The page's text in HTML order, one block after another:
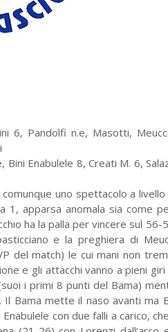
6, Pandolfi n.e, Masotti,
Bini Enabulele 8, Creati M. 6,
uno spettacolo a
apparsa anomala sia come
ha la palla per vincere sul 56-
e la preghiera di
del match) le cui mani non
e gli attacchi vanno a pieni
i primi 8 punti del Bama)
Bama mette il naso avanti ma
con due falli a carico,